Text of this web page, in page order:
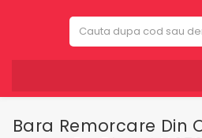
Bara Remorcare Din